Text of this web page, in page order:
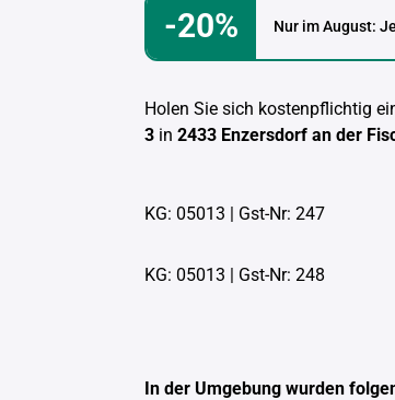
-20% Nur im August:
Holen Sie sich kostenpflichtig
3 in 2433 Enzersdorf an der
KG: 05013 | Gst-Nr: 247
KG: 05013 | Gst-Nr: 248
In der Umgebung wurden